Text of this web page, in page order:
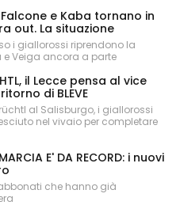
Falcone e Kaba tornano in
out. La situazione
i giallorossi riprendono la
e Veiga ancora a parte
il Lecce pensa al vice
di BLEVE
al Salisburgo, i giallorossi
nel vivaio per completare
E' DA RECORD: i nuovi
che hanno già